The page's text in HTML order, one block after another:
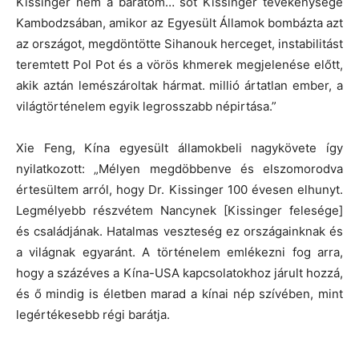
Kambodzsában, amikor az Egyesült Államok bombázta azt
az országot, megdöntötte Sihanouk herceget, instabilitást
teremtett Pol Pot és a vörös khmerek megjelenése előtt,
akik aztán lemészároltak hármat. millió ártatlan ember, a
világtörténelem egyik legrosszabb népirtása.”
Xie Feng, Kína egyesült államokbeli nagykövete így
nyilatkozott: „Mélyen megdöbbenve és elszomorodva
értesültem arról, hogy Dr. Kissinger 100 évesen elhunyt.
Legmélyebb részvétem Nancynek [Kissinger felesége]
és családjának. Hatalmas veszteség ez országainknak és
a világnak egyaránt. A történelem emlékezni fog arra,
hogy a százéves a Kína-USA kapcsolatokhoz járult hozzá,
és ő mindig is életben marad a kínai nép szívében, mint
legértékesebb régi barátja.